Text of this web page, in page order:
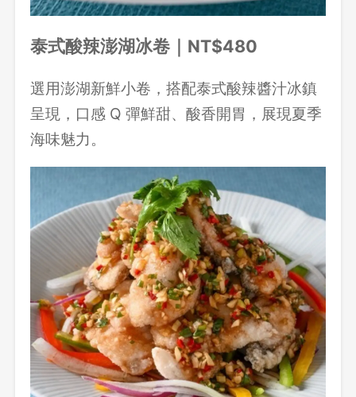
泰式酸辣澎湖冰卷｜NT$480
選用澎湖新鮮小卷，搭配泰式酸辣醬汁冰鎮
呈現，口感 Q 彈鮮甜、酸香開胃，展現夏季
海味魅力。